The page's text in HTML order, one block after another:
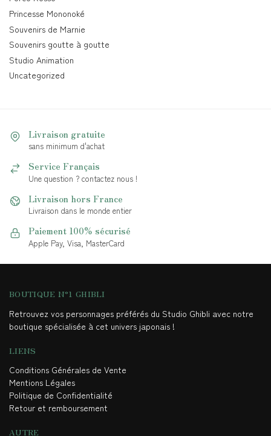
Princesse Mononoké
Souvenirs de Marnie
Souvenirs goutte à goutte
Studio Animation
Uncategorized
Livraison gratuite
sans minimum d'achat
Service Français
Une question ? contactez nous !
Livraison hors France
Livraison dans le monde entier
Paiement 100% sécurisé
Apple Pay, Visa, MasterCard
BOUTIQUE N°1 GHIBLI
Retrouvez vos personnages préférés du Studio Ghibli avec notre
boutique spécialisée à cet univers japonais !
LIENS
Conditions Générales de Vente
Mentions Légales
Politique de Confidentialité
Retour et remboursement
AUTRE